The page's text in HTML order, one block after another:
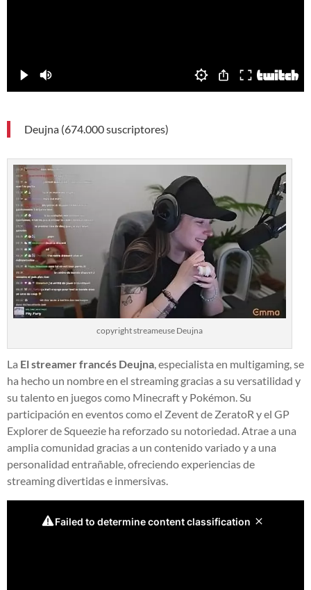
Deujna (674.000 suscriptores)
copyright streameuse Deujna
La El streamer francés Deujna , especialista en multigaming, se
ha hecho un nombre en el streaming gracias a su versatilidad y
su talento en juegos como Minecraft y Pokémon. Su
participación en eventos como el Zevent de ZeratoR y el GP
Explorer de Squeezie ha reforzado su notoriedad. Atrae a una
amplia comunidad gracias a un contenido variado y a una
personalidad entrañable, ofreciendo experiencias de
streaming divertidas e inmersivas.